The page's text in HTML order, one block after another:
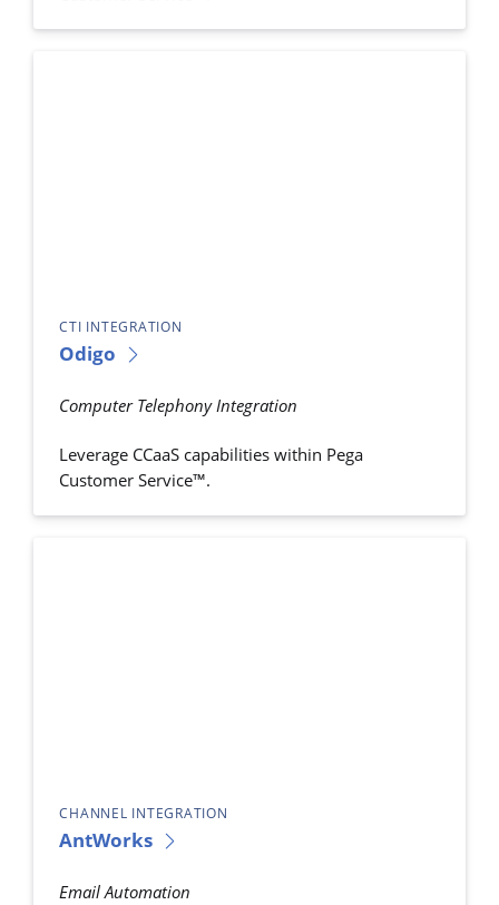
Odigo
CTI INTEGRATION
Computer Telephony Integration
Leverage CCaaS capabilities within Pega
Customer Service™.
AntWorks
CHANNEL INTEGRATION
Email Automation